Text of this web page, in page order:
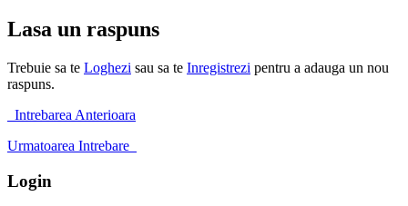
Lasa un raspuns
Trebuie sa te Loghezi sau sa te Inregistrezi pentru a adauga un nou
raspuns.
Intrebarea Anterioara
Urmatoarea Intrebare
Login